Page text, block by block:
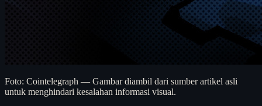
Foto: Cointelegraph — Gambar diambil dari sumber artikel asli
untuk menghindari kesalahan informasi visual.